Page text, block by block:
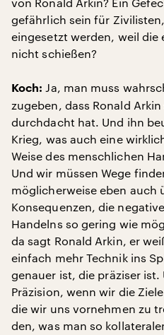
gefährlich sein für
eingesetzt werden, weil die
nicht schießen?
Koch: Ja, man muss
zugeben, dass Ronald
durchdacht hat. Und ihn
Krieg, was auch eine
Weise des menschlichen
Und wir müssen Wege
möglicherweise eben auch
Konsequenzen, die
Handelns so gering wie
da sagt Ronald Arkin, er
einfach mehr Technik ins
genauer ist, die präziser
Präzision, wenn wir die
die wir uns vornehmen zu
den, was man so